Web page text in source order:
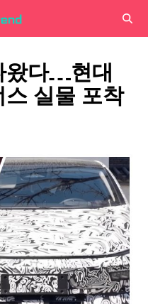
왔다…현대
실물 포착